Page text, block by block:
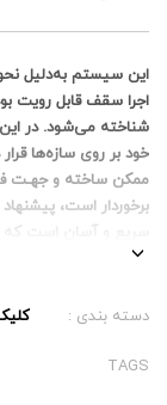
شناخته می شود. در این
خود بر روی سازه ها
ممکن ساخته و جهـت
سریع و آسان است که
متصل می شود.
دسته بندی :
TAGS